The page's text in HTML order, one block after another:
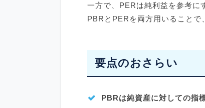
一方で、PERは純利益を参考に
PBRとPERを両方用いることで
要点のおさらい
PBRは純資産に対しての指